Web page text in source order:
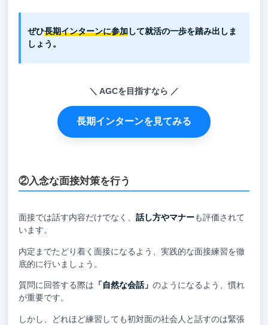
ぜひ長期インターンに参加して就活の一歩を踏み出しま
しょう。
AGCを目指すなら
長期インターンを見てみる
②入念な面接対策を行う
面接では話す内容だけでなく、 話し方やマナーも評価されて
います。
内定までたどり着く面接になるよう、実践的な面接練習を徹
底的に行いましょう。
質問に回答する際は 「自然な会話」 のようになるよう、慣れ
が重要です。
しかし、どれほど練習しても初対面の社会人と話すのは緊張